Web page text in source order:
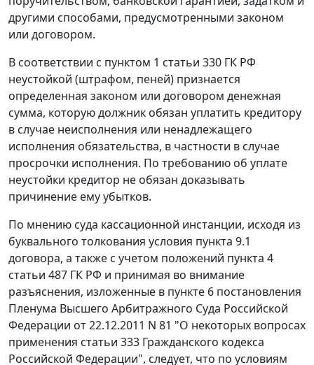
другими способами, предусмотренными законом
или договором.
В соответствии с пунктом 1 статьи 330 ГК РФ
неустойкой (штрафом, пеней) признается
определенная законом или договором денежная
сумма, которую должник обязан уплатить кредитору
в случае неисполнения или ненадлежащего
исполнения обязательства, в частности в случае
просрочки исполнения. По требованию об уплате
неустойки кредитор не обязан доказывать
причинение ему убытков.
По мнению суда кассационной инстанции, исходя из
буквального толкования условия пункта 9.1
договора, а также с учетом положений пункта 4
статьи 487 ГК РФ и принимая во внимание
разъяснения, изложенные в пункте 6 постановления
Пленума Высшего Арбитражного Суда Российской
Федерации от 22.12.2011 N 81 "О некоторых вопросах
применения статьи 333 Гражданского кодекса
Российской Федерации", следует, что по условиям